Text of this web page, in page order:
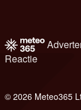
Reactie
© 2026 Meteo365